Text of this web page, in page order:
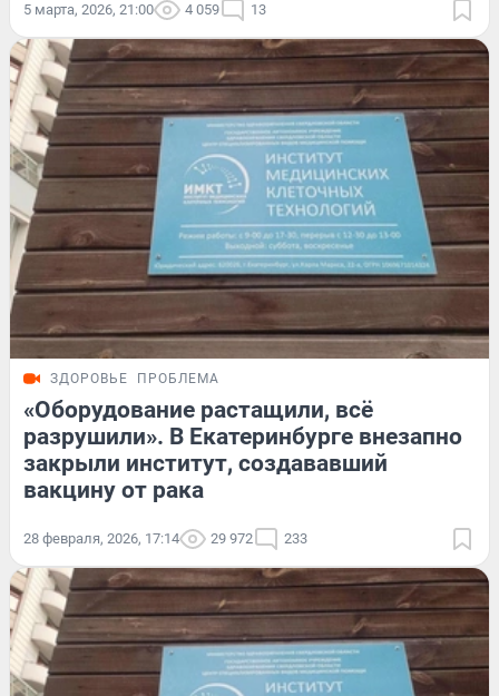
5 марта, 2026, 21:00 4 059 13
ЗДОРОВЬЕ ПРОБЛЕМА
«Оборудование растащили, всё
разрушили». В Екатеринбурге внезапно
закрыли институт, создававший
вакцину от рака
28 февраля, 2026, 17:14 29 972 233